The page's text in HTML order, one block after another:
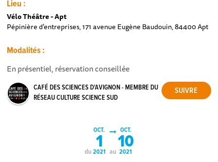
Lieu :
Vélo Théâtre - Apt
Pépinière d'entreprises, 171 avenue Eugène Baudouin, 84400 Apt
Modalités :
En présentiel, réservation conseillée
CAFÉ DES SCIENCES D'AVIGNON - MEMBRE DU
RÉSEAU CULTURE SCIENCE SUD
du
OCT.
1
2021 au
OCT.
10
2021